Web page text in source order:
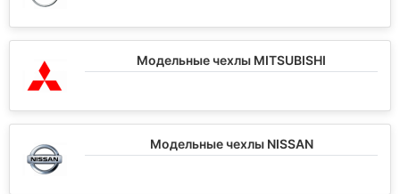
Модельные чехлы MITSUBISHI
Модельные чехлы NISSAN